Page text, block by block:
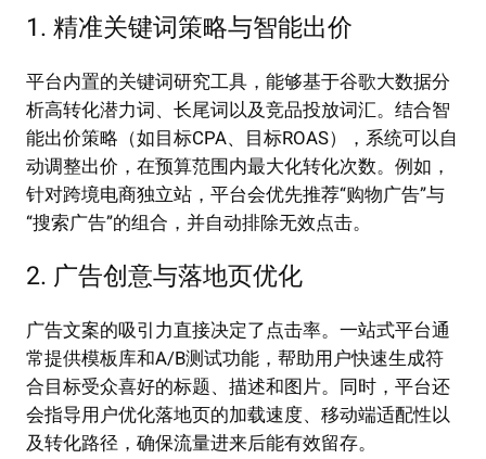
1. 精准关键词策略与智能出价
平台内置的关键词研究工具，能够基于谷歌大数据分
析高转化潜力词、长尾词以及竞品投放词汇。结合智
能出价策略（如目标CPA、目标ROAS），系统可以自
动调整出价，在预算范围内最大化转化次数。例如，
针对跨境电商独立站，平台会优先推荐“购物广告”与
“搜索广告”的组合，并自动排除无效点击。
2. 广告创意与落地页优化
广告文案的吸引力直接决定了点击率。一站式平台通
常提供模板库和A/B测试功能，帮助用户快速生成符
合目标受众喜好的标题、描述和图片。同时，平台还
会指导用户优化落地页的加载速度、移动端适配性以
及转化路径，确保流量进来后能有效留存。